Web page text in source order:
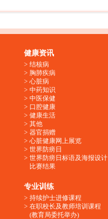
健康资讯
结核病
胸肺疾病
心脏病
中药知识
中医保健
口腔健康
健康生活
其他
器官捐赠
心脏健康网上展览
世界防痨日
世界防痨日标语及海报设计
比赛结果
专业训练
持续护士进修课程
在职校长及教师培训课程
(教育局委托举办)